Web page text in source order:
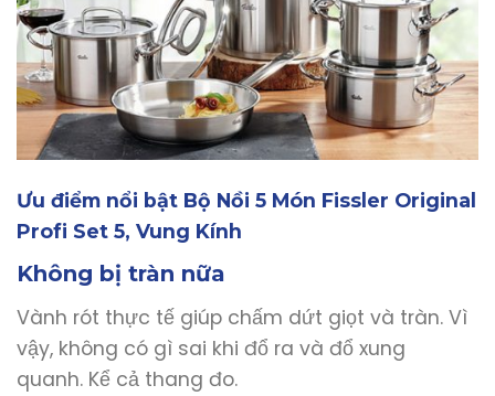
Ưu điểm nổi bật Bộ Nồi 5 Món Fissler Original
Profi Set 5, Vung Kính
Không bị tràn nữa
Vành rót thực tế giúp chấm dứt giọt và tràn. Vì
vậy, không có gì sai khi đổ ra và đổ xung
quanh. Kể cả thang đo.